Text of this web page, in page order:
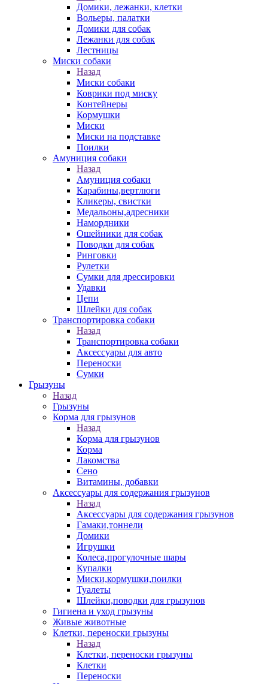
Домики, лежанки, клетки
Вольеры, палатки
Домики для собак
Лежанки для собак
Лестницы
Миски собаки
Назад
Миски собаки
Коврики под миску
Контейнеры
Кормушки
Миски
Миски на подставке
Поилки
Амуниция собаки
Назад
Амуниция собаки
Карабины,вертлюги
Кликеры, свистки
Медальоны,адресники
Намордники
Ошейники для собак
Поводки для собак
Ринговки
Рулетки
Сумки для дрессировки
Удавки
Цепи
Шлейки для собак
Транспортировка собаки
Назад
Транспортировка собаки
Аксессуары для авто
Переноски
Сумки
Грызуны
Назад
Грызуны
Корма для грызунов
Назад
Корма для грызунов
Корма
Лакомства
Сено
Витамины, добавки
Аксессуары для содержания грызунов
Назад
Аксессуары для содержания грызунов
Гамаки,тоннели
Домики
Игрушки
Колеса,прогулочные шары
Купалки
Миски,кормушки,поилки
Туалеты
Шлейки,поводки для грызунов
Гигиена и уход грызуны
Живые животные
Клетки, переноски грызуны
Назад
Клетки, переноски грызуны
Клетки
Переноски